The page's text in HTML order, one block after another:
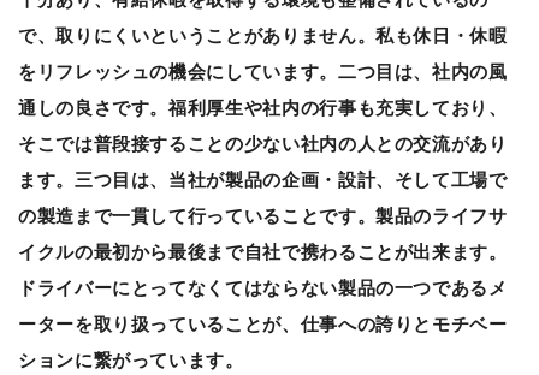
で、取りにくいということがありません。私も休日・休暇
をリフレッシュの機会にしています。二つ目は、社内の風
通しの良さです。福利厚生や社内の行事も充実しており、
そこでは普段接することの少ない社内の人との交流があり
ます。三つ目は、当社が製品の企画・設計、そして工場で
の製造まで一貫して行っていることです。製品のライフサ
イクルの最初から最後まで自社で携わることが出来ます。
ドライバーにとってなくてはならない製品の一つであるメ
ーターを取り扱っていることが、仕事への誇りとモチベー
ションに繋がっています。